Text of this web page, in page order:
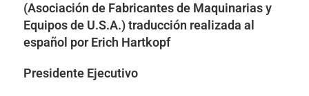
(Asociación de Fabricantes de Maquinarias y
Equipos de U.S.A.) traducción realizada al
español por Erich Hartkopf
Presidente Ejecutivo